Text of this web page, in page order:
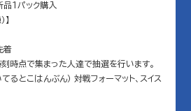
品１パック購入
着
時点で集まった人達で抽選を行います。
るとこはんぶん） 対戦フォーマット、スイス